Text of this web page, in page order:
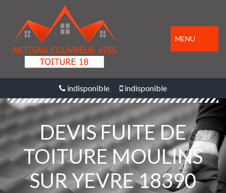
MENU
indisponible indisponible
DEVIS FUITE DE
TOITURE MOULINS
SUR YEVRE 18390